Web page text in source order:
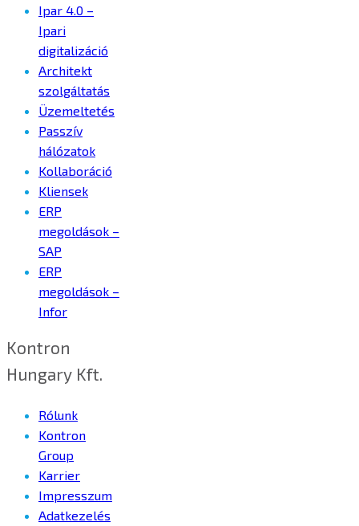
Ipar 4.0 –
Ipari
digitalizáció
Architekt
szolgáltatás
Üzemeltetés
Passzív
hálózatok
Kollaboráció
Kliensek
ERP
megoldások –
SAP
ERP
megoldások –
Infor
Kontron
Hungary Kft.
Rólunk
Kontron
Group
Karrier
Impresszum
Adatkezelés